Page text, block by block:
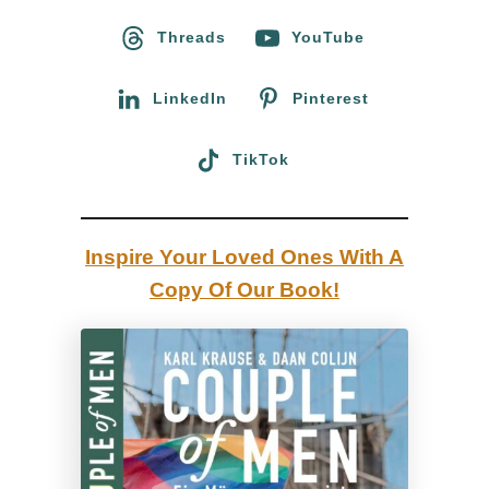
l
u
a
m
n
g
s
–
F
K
K
-
Threads YouTube
LinkedIn Pinterest
TikTok
Inspire Your Loved Ones With A
Copy Of Our Book!